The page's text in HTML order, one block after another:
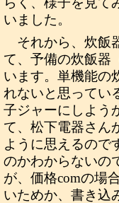
いました。
それから、炊飯
て、予備の炊飯器
います。単機能の
れないと思ってい
子ジャーにしよう
て、松下電器さん
ように思えるので
のかわからないの
が、価格comの場
いためか、書き込